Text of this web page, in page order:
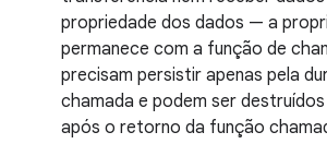
propriedade dos dados — a
permanece com a função de
precisam persistir apenas pela
chamada e podem ser
após o retorno da função